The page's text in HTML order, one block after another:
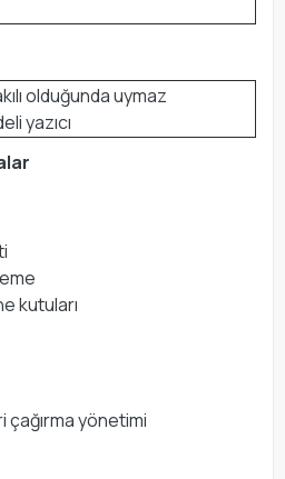
olduğunda uymaz
yazıcı
kutuları
çağırma yönetimi